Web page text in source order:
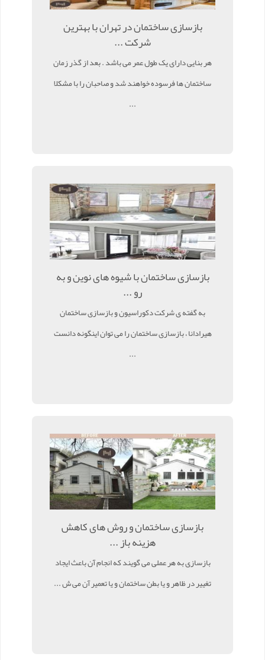
بازسازی ساختمان در تهران با بهترین
شرکت ...
هر بنایی دارای یک طول عمر می باشد . بعد از گذر زمان
ساختمان ها فرسوده خواهند شد و صاحبان را با مشکلا
...
بازسازی ساختمان با شیوه های نوین و به
رو ...
به گفته ی شرکت دکوراسیون و بازسازی ساختمان
هیرادانا ، بازسازی ساختمان را می توان اینگونه دانست
...
بازسازی ساختمان و روش های کاهش
هزینه باز ...
بازسازی به هر عملی می گویند که انجام آن باعث ایجاد
تغییر در ظاهر و یا بطن ساختمان و یا تعمیر آن می ش ...